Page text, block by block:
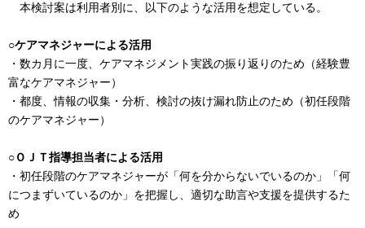
本検討案は利用者別に、以下のような活用を想定している。
○ケアマネジャーによる活用
・数カ月に一度、ケアマネジメント実践の振り返りのため（経験豊
富なケアマネジャー）
・都度、情報の収集・分析、検討の抜け漏れ防止のため（初任段階
のケアマネジャー）
○ＯＪＴ指導担当者による活用
・初任段階のケアマネジャーが「何を分からないでいるのか」「何
につまずいているのか」を把握し、適切な助言や支援を提供するた
め